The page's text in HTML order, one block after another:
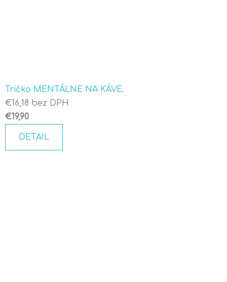
Tričko MENTÁLNE NA KÁVE.
€16,18 bez DPH
€19,90
DETAIL